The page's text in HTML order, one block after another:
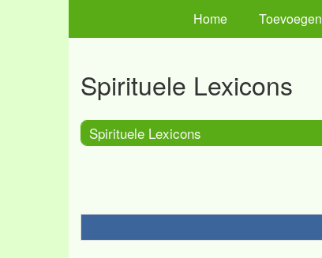
Home Toevoegen
Spirituele Lexicons
Spirituele Lexicons